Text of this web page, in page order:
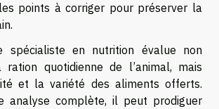
points à corriger pour préserver la
spécialiste en nutrition évalue non
quotidienne de l’animal, mais
et la variété des aliments offerts.
analyse complète, il peut prodiguer